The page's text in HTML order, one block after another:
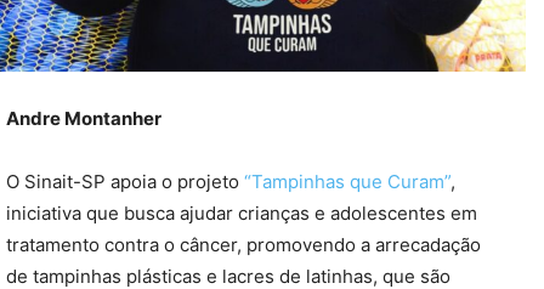
Andre Montanher
O Sinait-SP apoia o projeto “Tampinhas que Curam”,
iniciativa que busca ajudar crianças e adolescentes em
tratamento contra o câncer, promovendo a arrecadação
de tampinhas plásticas e lacres de latinhas, que são